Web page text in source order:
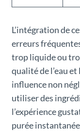
L’intégration de
erreurs
trop liquide ou
qualité de l’eau
influence non
utiliser des
l’expérience
purée